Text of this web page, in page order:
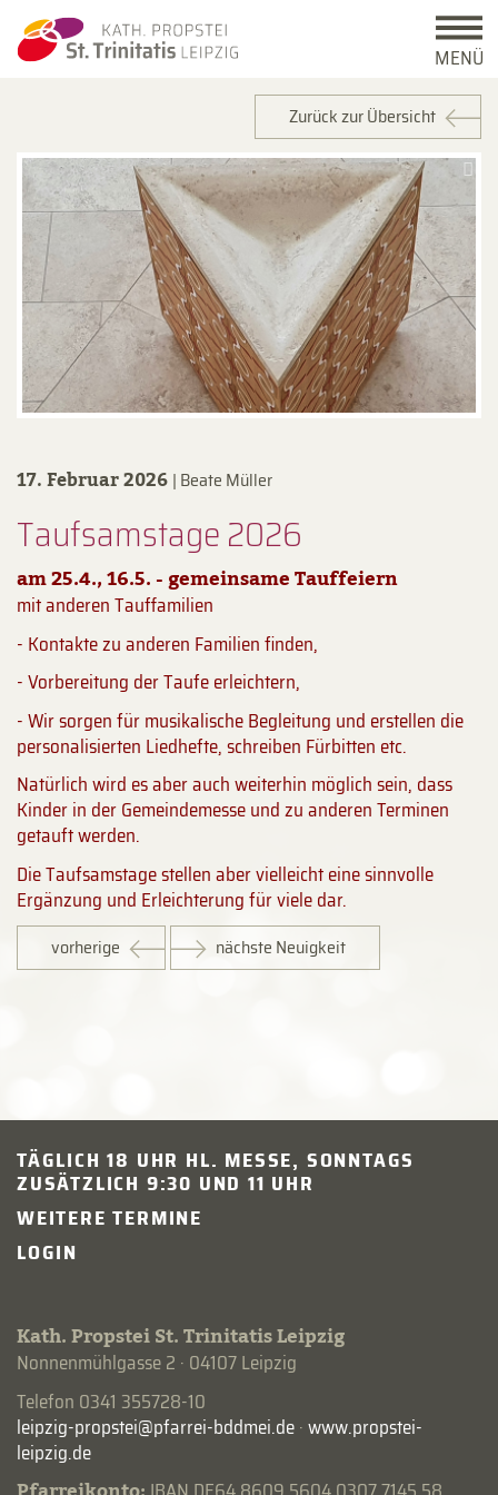
MENÜ
Zurück zur Übersicht
17. Februar 2026 | Beate Müller
Taufsamstage 2026
am 25.4., 16.5. - gemeinsame Tauffeiern
mit anderen Tauffamilien
- Kontakte zu anderen Familien finden,
- Vorbereitung der Taufe erleichtern,
- Wir sorgen für musikalische Begleitung und erstellen die
personalisierten Liedhefte, schreiben Fürbitten etc.
Natürlich wird es aber auch weiterhin möglich sein, dass
Kinder in der Gemeindemesse und zu anderen Terminen
getauft werden.
Die Taufsamstage stellen aber vielleicht eine sinnvolle
Ergänzung und Erleichterung für viele dar.
vorherige nächste Neuigkeit
TÄGLICH 18 UHR HL. MESSE, SONNTAGS
ZUSÄTZLICH 9:30 UND 11 UHR
WEITERE TERMINE
LOGIN
Kath. Propstei St. Trinitatis Leipzig
Nonnenmühlgasse 2 · 04107 Leipzig
Telefon 0341 355728-10
·www.propstei-
leipzig.de